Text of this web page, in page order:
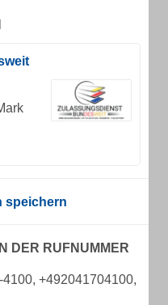
speichern
DER RUFNUMMER
+492041704100,